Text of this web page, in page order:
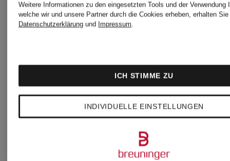
+Aktionsrabatt
2-in-1-
Mantel
BLAKEMIO
Mantel
JASPER
mit
Weitere Informationen zu den eingesetzten Tools und der Verwendung
welche wir und unsere Partner durch die Cookies erheben, erhalten
Datenschutzerklärung und Impressum.
INDIVIDUELLE EINSTELLUNGEN
ICH STIMME ZU